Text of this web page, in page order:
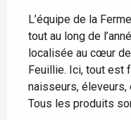
L’équipe de la
tout au long de
localisée au cœur
Feuillie. Ici, tout est
naisseurs,
Tous les produits